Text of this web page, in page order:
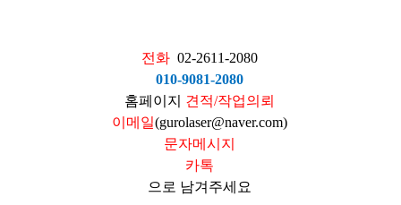
전화 02-2611-2080
010-9081-2080
홈페이지 견적/작업의뢰
이메일(gurolaser@naver.com)
문자메시지
카톡
으로 남겨주세요